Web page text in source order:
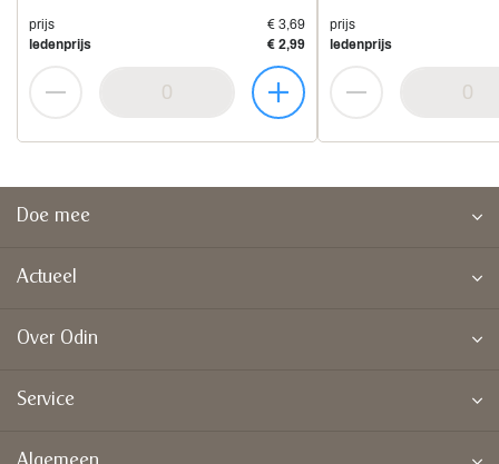
prijs
€ 3,69
ledenprijs
€ 2,99
prijs
ledenprijs
Doe mee
Actueel
Over Odin
Service